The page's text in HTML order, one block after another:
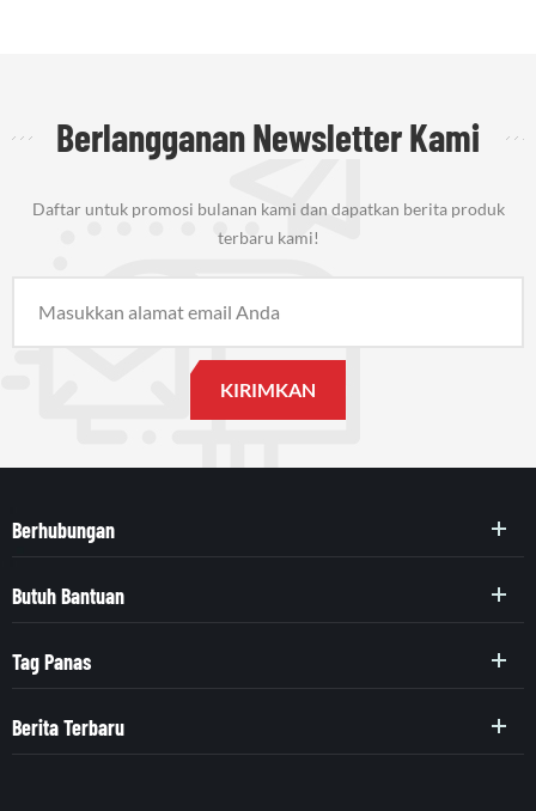
Berlangganan Newsletter Kami
Daftar untuk promosi bulanan kami dan dapatkan berita produk
terbaru kami!
Berhubungan
Butuh Bantuan
Tag Panas
Berita Terbaru